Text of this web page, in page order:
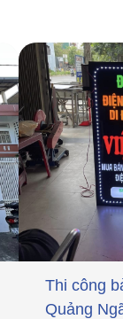
Thi công
Quảng